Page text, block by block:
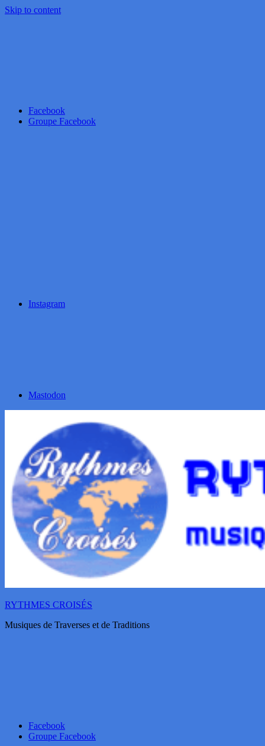
Skip to content
Facebook
Groupe Facebook
Instagram
Mastodon
RYTHMES CROISÉS
Musiques de Traverses et de Traditions
Facebook
Groupe Facebook